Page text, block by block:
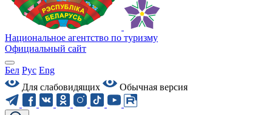
Национальное агентство по туризму
Официальный сайт
Бел Рус Eng
Для слабовидящих
Обычная версия